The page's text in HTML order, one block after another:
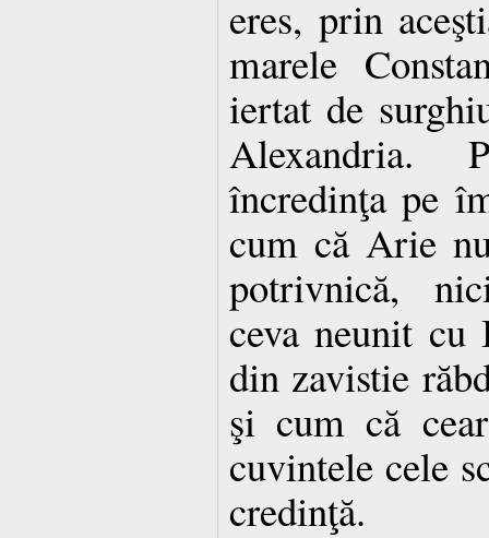
eres, prin
marele
iertat de
Alexandria.
încredinţa pe
cum că Arie
potrivnică,
ceva neunit cu
din zavistie
şi cum că
cuvintele cele
credinţă.